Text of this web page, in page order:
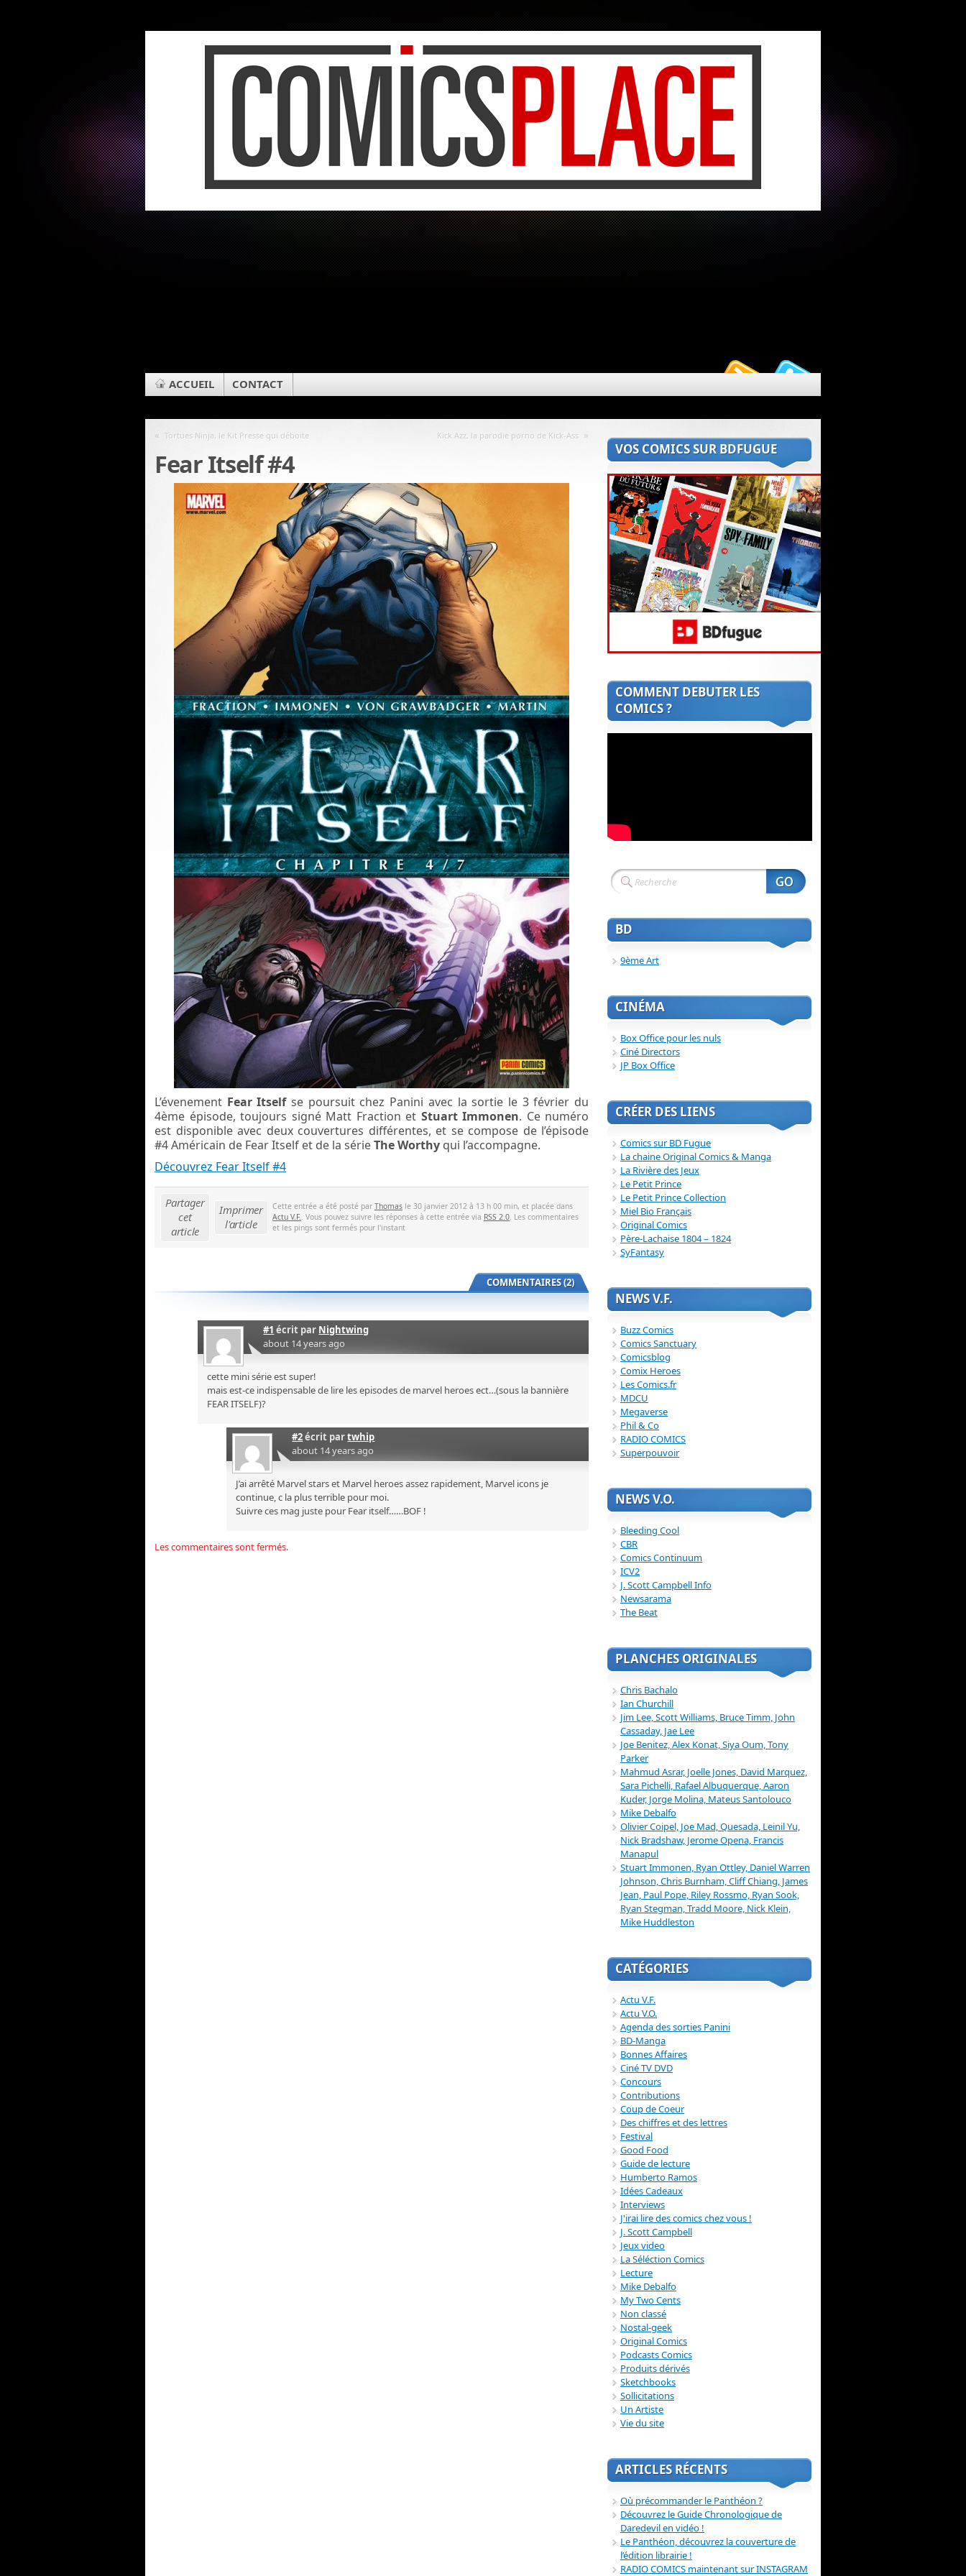
ACCUEIL CONTACT
« Tortues Ninja, le Kit Presse qui déboite Kick Azz, la parodie porno de Kick-Ass »
Fear Itself #4
L’évenement Fear Itselfse poursuit chez Panini avec la sortie le 3 février du
4ème épisode, toujours signé Matt Fraction et Stuart Immonen. Ce numéro
est disponible avec deux couvertures différentes, et se compose de l’épisode
#4 Américain de Fear Itself et de la sérieThe Worthy qui l’accompagne.
Découvrez Fear Itself #4
Partager
cet
article
Imprimer
l'article
Cette entrée a été posté par Thomas le 30 janvier 2012 à 13 h 00 min, et placée dans
Actu V.F.. Vous pouvez suivre les réponses à cette entrée via RSS 2.0. Les commentaires
et les pings sont fermés pour l'instant
COMMENTAIRES (2)
#1 écrit par Nightwing
about 14 years ago
cette mini série est super!
mais est-ce indispensable de lire les episodes de marvel heroes ect…(sous la bannière
FEAR ITSELF)?
#2écrit partwhip
about 14 years ago
J’ai arrêté Marvel stars et Marvel heroes assez rapidement, Marvel icons je
continue, c la plus terrible pour moi.
Suivre ces mag juste pour Fear itself……BOF !
Les commentaires sont fermés.
VOS COMICS SUR BDFUGUE
COMMENT DEBUTER LES
COMICS ?
BD
9ème Art
CINÉMA
Box Office pour les nuls
Ciné Directors
JP Box Office
CRÉER DES LIENS
Comics sur BD Fugue
La chaine Original Comics & Manga
La Rivière des Jeux
Le Petit Prince
Le Petit Prince Collection
Miel Bio Français
Original Comics
Père-Lachaise 1804 – 1824
SyFantasy
NEWS V.F.
Buzz Comics
Comics Sanctuary
Comicsblog
Comix Heroes
Les Comics.fr
MDCU
Megaverse
Phil & Co
RADIO COMICS
Superpouvoir
NEWS V.O.
Bleeding Cool
CBR
Comics Continuum
ICV2
J. Scott Campbell Info
Newsarama
The Beat
PLANCHES ORIGINALES
Chris Bachalo
Ian Churchill
Jim Lee, Scott Williams, Bruce Timm, John
Cassaday, Jae Lee
Joe Benitez, Alex Konat, Siya Oum, Tony
Parker
Mahmud Asrar, Joelle Jones, David Marquez,
Sara Pichelli, Rafael Albuquerque, Aaron
Kuder, Jorge Molina, Mateus Santolouco
Mike Debalfo
Olivier Coipel, Joe Mad, Quesada, Leinil Yu,
Nick Bradshaw, Jerome Opena, Francis
Manapul
Stuart Immonen, Ryan Ottley, Daniel Warren
Johnson, Chris Burnham, Cliff Chiang, James
Jean, Paul Pope, Riley Rossmo, Ryan Sook,
Ryan Stegman, Tradd Moore, Nick Klein,
Mike Huddleston
CATÉGORIES
Actu V.F.
Actu V.O.
Agenda des sorties Panini
BD-Manga
Bonnes Affaires
Ciné TV DVD
Concours
Contributions
Coup de Coeur
Des chiffres et des lettres
Festival
Good Food
Guide de lecture
Humberto Ramos
Idées Cadeaux
Interviews
J'irai lire des comics chez vous !
J. Scott Campbell
Jeux video
La Séléction Comics
Lecture
Mike Debalfo
My Two Cents
Non classé
Nostal-geek
Original Comics
Podcasts Comics
Produits dérivés
Sketchbooks
Sollicitations
Un Artiste
Vie du site
ARTICLES RÉCENTS
Où précommander le Panthéon ?
Découvrez le Guide Chronologique de
Daredevil en vidéo !
Le Panthéon, découvrez la couverture de
l’édition librairie !
RADIO COMICS maintenant sur INSTAGRAM